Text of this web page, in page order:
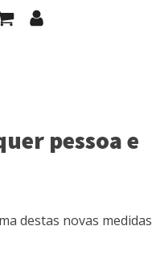
pessoa e
destas novas medidas